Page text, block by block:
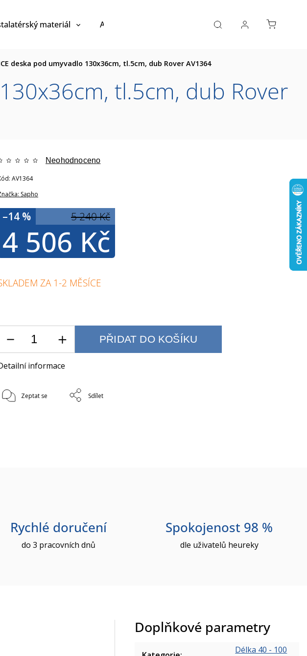
materiál Akce a výprodej Návrh koupelny Reference
deska pod umyvadlo 130x36cm, tl.5cm, dub Rover AV1364
tl.5cm, dub Rover
Sapho
Neohodnoceno
5 240 Kč
–14 %
4 506 Kč
AV1364
ZA 1-2 MĚSÍCE
PŘIDAT DO KOŠÍKU
informace
Zeptat se Sdílet
Rychlé doručení
do 3 pracovních dnů
Spokojenost 98 %
dle uživatelů heureky
Doplňkové parametry
Délka 40 - 100